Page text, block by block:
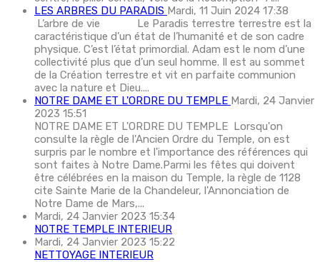
LES ARBRES DU PARADIS Mardi, 11 Juin 2024 17:38
L’arbre de vie Le Paradis terrestre terrestre est la
caractéristique d’un état de l’humanité et de son cadre
physique. C’est l’état primordial. Adam est le nom d’une
collectivité plus que d’un seul homme. Il est au sommet
de la Création terrestre et vit en parfaite communion
avec la nature et Dieu....
NOTRE DAME ET L'ORDRE DU TEMPLE Mardi, 24 Janvier
2023 15:51
NOTRE DAME ET L'ORDRE DU TEMPLE Lorsqu'on
consulte la règle de l'Ancien Ordre du Temple, on est
surpris par le nombre et l'importance des références qui
sont faites à Notre Dame.Parmi les fêtes qui doivent
être célébrées en la maison du Temple, la règle de 1128
cite Sainte Marie de la Chandeleur, l'Annonciation de
Notre Dame de Mars,...
Mardi, 24 Janvier 2023 15:34
NOTRE TEMPLE INTERIEUR
Mardi, 24 Janvier 2023 15:22
NETTOYAGE INTERIEUR